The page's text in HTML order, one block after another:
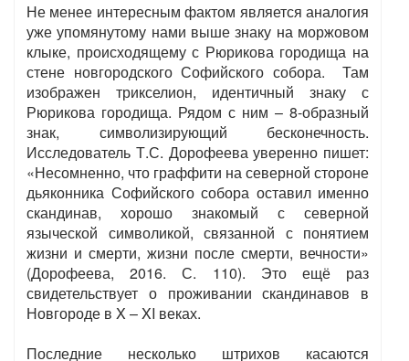
Не менее интересным фактом является аналогия
уже упомянутому нами выше знаку на моржовом
клыке, происходящему с Рюрикова городища на
стене новгородского Софийского собора. Там
изображен трикселион, идентичный знаку с
Рюрикова городища. Рядом с ним – 8-образный
знак, символизирующий бесконечность.
Исследователь Т.С. Дорофеева уверенно пишет:
«Несомненно, что граффити на северной стороне
дьяконника Софийского собора оставил именно
скандинав, хорошо знакомый с северной
языческой символикой, связанной с понятием
жизни и смерти, жизни после смерти, вечности»
(Дорофеева, 2016. С. 110). Это ещё раз
свидетельствует о проживании скандинавов в
Новгороде в X – XI веках.
Последние несколько штрихов касаются